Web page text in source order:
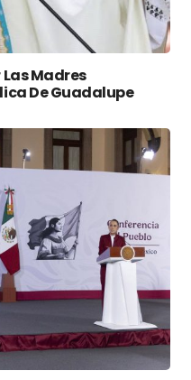
Madres
De Guadalupe